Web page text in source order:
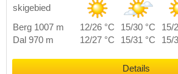
skigebied
Berg 1007 m
12/26 °C 15/30 °C 15/
Dal 970 m
12/27 °C 15/31 °C 15/
Details